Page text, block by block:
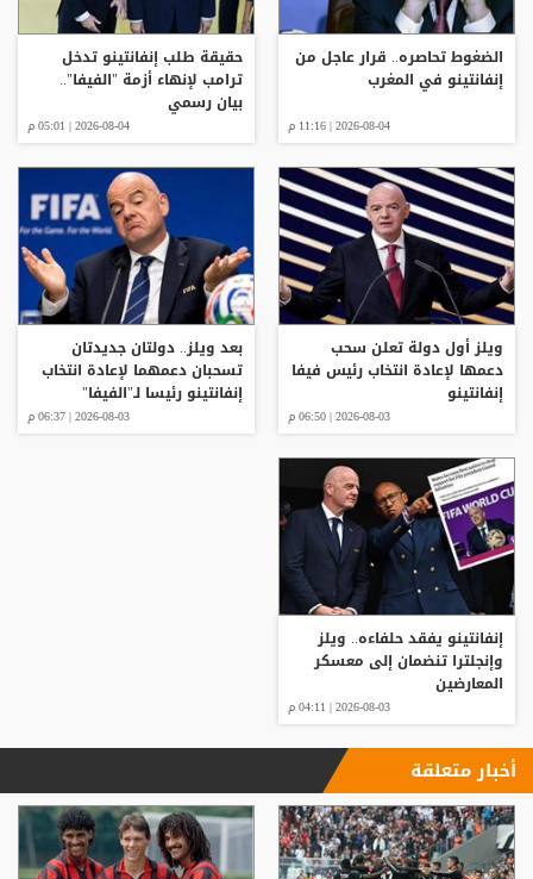
الضغوط تحاصره.. قرار عاجل من
إنفانتينو في المغرب
2026-08-04 | 11:16 م
حقيقة طلب إنفانتينو تدخل
ترامب لإنهاء أزمة "الفيفا"..
بيان رسمي
2026-08-04 | 05:01 م
ويلز أول دولة تعلن سحب
دعمها لإعادة انتخاب رئيس فيفا
إنفانتينو
2026-08-03 | 06:50 م
بعد ويلز.. دولتان جديدتان
تسحبان دعمهما لإعادة انتخاب
إنفانتينو رئيسا لـ"الفيفا"
2026-08-03 | 06:37 م
إنفانتينو يفقد حلفاءه.. ويلز
وإنجلترا تنضمان إلى معسكر
المعارضين
2026-08-03 | 04:11 م
أخبار متعلقة